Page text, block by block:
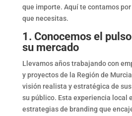
que importe. Aquí te contamos
que necesitas.
1. Conocemos el
su mercado
Llevamos años trabajando con
y proyectos de la Región de
visión realista y estratégica de
su público. Esta experiencia local
estrategias de branding que